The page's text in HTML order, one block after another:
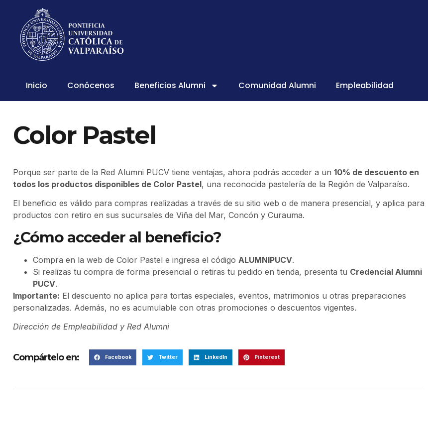
Inicio Conócenos Beneficios Alumni Comunidad Alumni Empleabilidad
Color Pastel
Porque ser parte de la Red Alumni PUCV tiene ventajas, ahora podrás acceder a un 10% de descuento en
todos los productos disponibles de Color Pastel, una reconocida pastelería de la Región de Valparaíso.
El beneficio es válido para compras realizadas a través de su sitio web o de manera presencial, y aplica para
productos con retiro en sus sucursales de Viña del Mar, Concón y Curauma.
¿Cómo acceder al beneficio?
Compra en la web de Color Pastel e ingresa el código ALUMNIPUCV.
Si realizas tu compra de forma presencial o retiras tu pedido en tienda, presenta tu Credencial Alumni
PUCV.
Importante: El descuento no aplica para tortas especiales, eventos, matrimonios u otras preparaciones
personalizadas. Además, no es acumulable con otras promociones o descuentos vigentes.
Dirección de Empleabilidad y Red Alumni
Compártelo en: Facebook Twitter LinkedIn Pinterest